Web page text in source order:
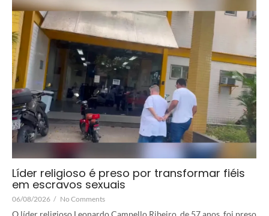
Líder religioso é preso por transformar fiéis
em escravos sexuais
06/08/2026 / No Comments
O líder religioso Leonardo Campello Ribeiro, de 57 anos, foi preso